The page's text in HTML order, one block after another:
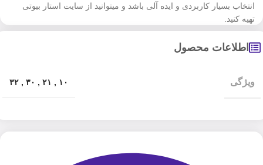
انتخاب بسیار کاربردی و ایده آلی باشد و میتوانید از سایت استار بیوتی
تهیه کنید.
اطلاعات محصول
ویژگی ۱۰ , ۲۱ , ۳۰ , ۳۲